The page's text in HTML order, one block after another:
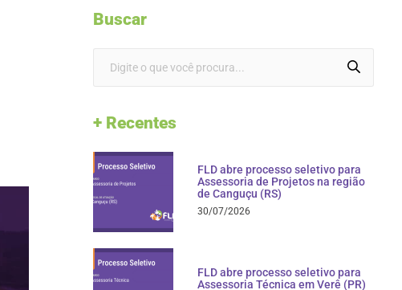
Buscar
+ Recentes
FLD abre processo seletivo para
Assessoria de Projetos na região
de Canguçu (RS)
30/07/2026
FLD abre processo seletivo para
Assessoria Técnica em Verê (PR)